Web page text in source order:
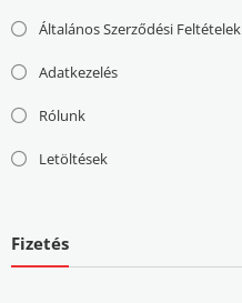
Általános Szerződési Feltételek
Adatkezelés
Rólunk
Letöltések
Fizetés